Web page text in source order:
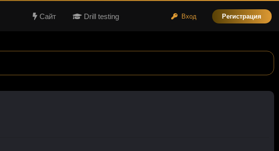
Вход Регистрация
Сайт Drill testing